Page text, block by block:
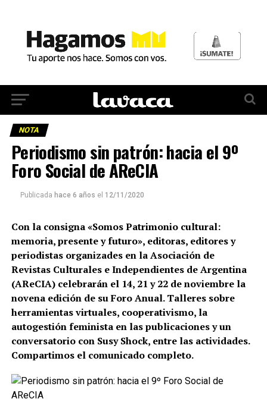
NOTA
Periodismo sin patrón: hacia el 9º
Foro Social de AReCIA
Publicada hace 6 años el 12/11/2020
Con la consigna «Somos Patrimonio cultural:
memoria, presente y futuro», editoras, editores y
periodistas organizades en la Asociación de
Revistas Culturales e Independientes de Argentina
(AReCIA) celebrarán el 14, 21 y 22 de noviembre la
novena edición de su Foro Anual. Talleres sobre
herramientas virtuales, cooperativismo, la
autogestión feminista en las publicaciones y un
conversatorio con Susy Shock, entre las actividades.
Compartimos el comunicado completo.